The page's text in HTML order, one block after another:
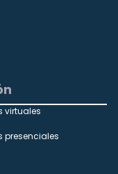
virtuales
presenciales